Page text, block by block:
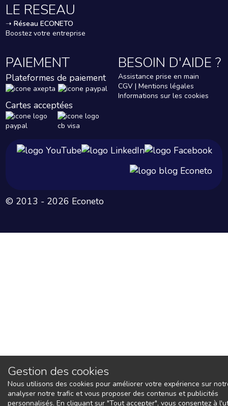
Gestion des cookies
Nous utilisons des cookies pour améliorer votre expérience sur
analyser notre trafic et vous proposer des contenus et publicités
personnalisés. En cliquant sur "Tout accepter", vous consentez à
LE RESEAU
➝ Réseau ECONETO
Boostez votre entreprise
PAIEMENT
Plateformes de paiement
Cartes acceptées
BESOIN D'AIDE ?
Assistance prise en main
CGV | Mentions légales
Informations sur les cookies
© 2013 - 2026 Econeto